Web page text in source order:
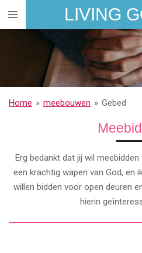
Ga
direct
hoofdinhoud
LIVING
Home » meebouwen » Gebed
Erg bedankt dat jij wil
een krachtig wapen van God, en
willen bidden voor open deuren
hierin